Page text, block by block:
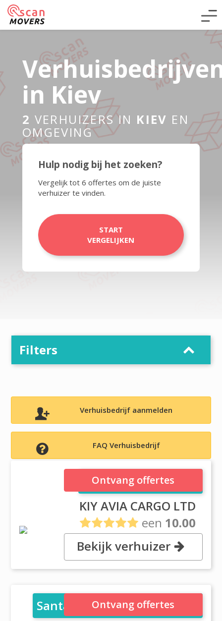
in Kiev
2 VERHUIZERS IN KIEV EN
OMGEVING
Hulp nodig bij het zoeken?
Vergelijk tot 6 offertes om de juiste
verhuizer te vinden.
START
VERGELIJKEN
Filters
Verhuisbedrijf aanmelden
FAQ Verhuisbedrijf
KIY AVIA CARGO LTD
KIY AVIA CARGO LTD
een 10.00
uit1 reviews
, Zlatoustivska st. 2/4, of. 20, Kiev
Ontvang offertes
Bekijk verhuizer
Santa Fe Relocation Ukraine
Ontvang offertes